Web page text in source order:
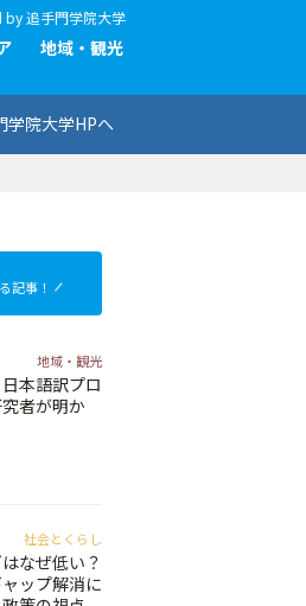
by追手門学院大学
地域・観光
学院大学HPへ
記事！
地域・観光
本語訳プロ
者が明か
社会とくらし
なぜ低い？
ップ解消に